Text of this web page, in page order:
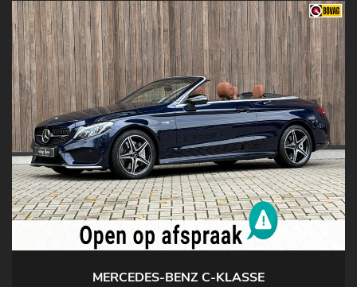
MERCEDES-BENZ C-KLASSE